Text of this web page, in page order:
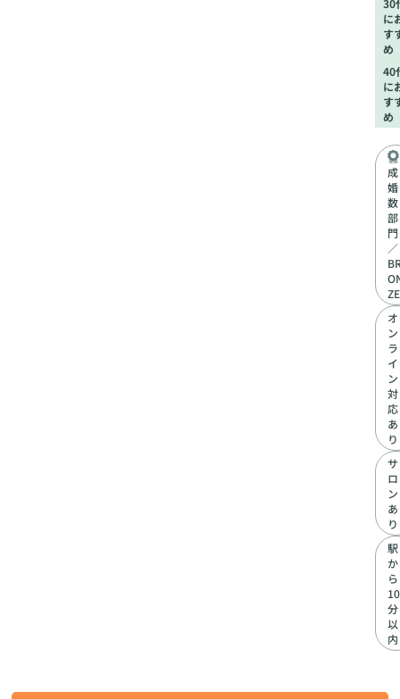
30
に
す
め
40
に
す
め
成
婚
数
部
門
／
ZE
オ
ン
ラ
イ
ン
対
応
あ
り
サ
ロ
ン
あ
り
駅
か
ら
10
分
以
内